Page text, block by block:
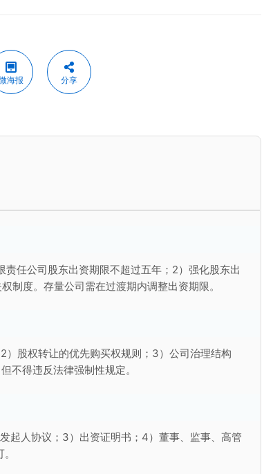
海报 分享
任公司股东出资期限不超过五年；2）强化股东出
制度。存量公司需在过渡期内调整出资期限。
股权转让的优先购买权规则；3）公司治理结构
不得违反法律强制性规定。
起人协议；3）出资证明书；4）董事、监事、高管